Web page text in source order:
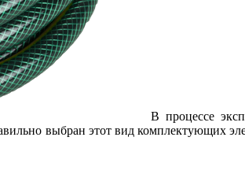
В процессе
выбран этот вид комплектующих